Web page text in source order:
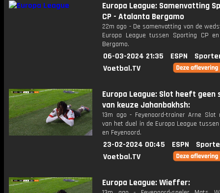
Europa League: Samenvatting
CP - Atalanta Bergamo
22m ago - De samenvatting van de
Europa League tussen Sporting CP
Bergamo.
06-03-2024 21:35 ESPN
Voetbal.TV
Europa League: Slot heeft geen
van keuze Jahanbakhsh:
13m ago - Feyenoord-trainer Arne Slot
van het duel in de Europa League
en Feyenoord.
23-02-2024 00:45 ESPN
Voetbal.TV
Europa League: Wieffer: